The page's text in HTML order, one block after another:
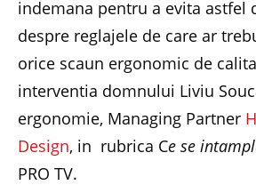
indemana pentru a evita astfel
despre reglajele de care ar
orice scaun ergonomic de
interventia domnului Liviu
ergonomie, Managing Partner
Design, in rubrica Ce se
PRO TV.